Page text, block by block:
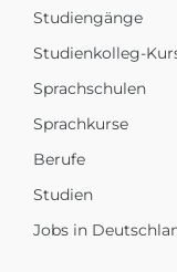
Studiengänge
Studienkolleg-
Sprachschulen
Sprachkurse
Berufe
Studien
Jobs in